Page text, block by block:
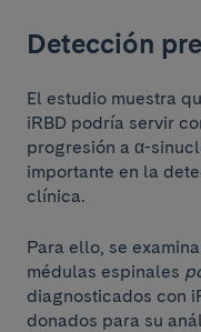
Detección
El estudio muestra
iRBD podría servir
progresión a α-
importante en la
clínica.
Para ello, se
médulas espinales
diagnosticados con
donados para su